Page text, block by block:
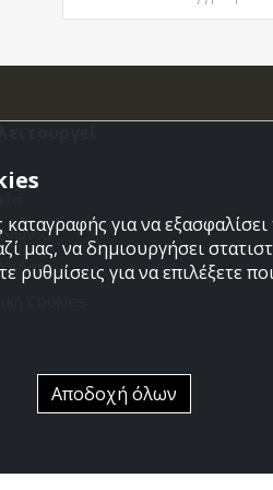
Cookies
για να
μας, να δημιουργήσει
για να επιλέξετε
Αποδοχή όλων